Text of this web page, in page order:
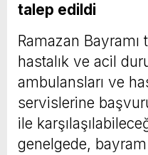
talep edildi
Ramazan Bayramı
hastalık ve acil
ambulansları ve
servislerine
ile
genelgede,